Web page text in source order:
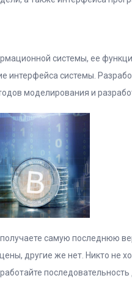
системы, ее
системы.
моделирования и
самую последнюю
другие же нет. Никто не